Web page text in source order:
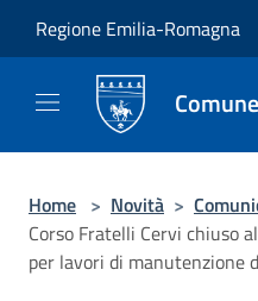
Regione Emilia-Romagna
Home > Novità >
Corso Fratelli Cervi chiuso
per lavori di manutenzione